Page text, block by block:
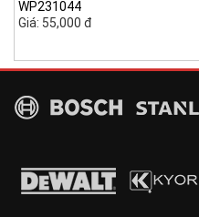
WP231044
Giá: 55,000 đ